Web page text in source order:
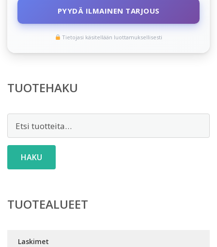
PYYDÄ ILMAINEN TARJOUS
Tietojasi käsitellään luottamuksellisesti
TUOTEHAKU
HAKU
TUOTEALUEET
Laskimet